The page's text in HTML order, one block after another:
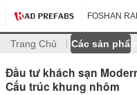
FOSHAN
Trang Chủ Các sản phẩm
Đầu tư khách sạn
Cấu trúc khung nhôm